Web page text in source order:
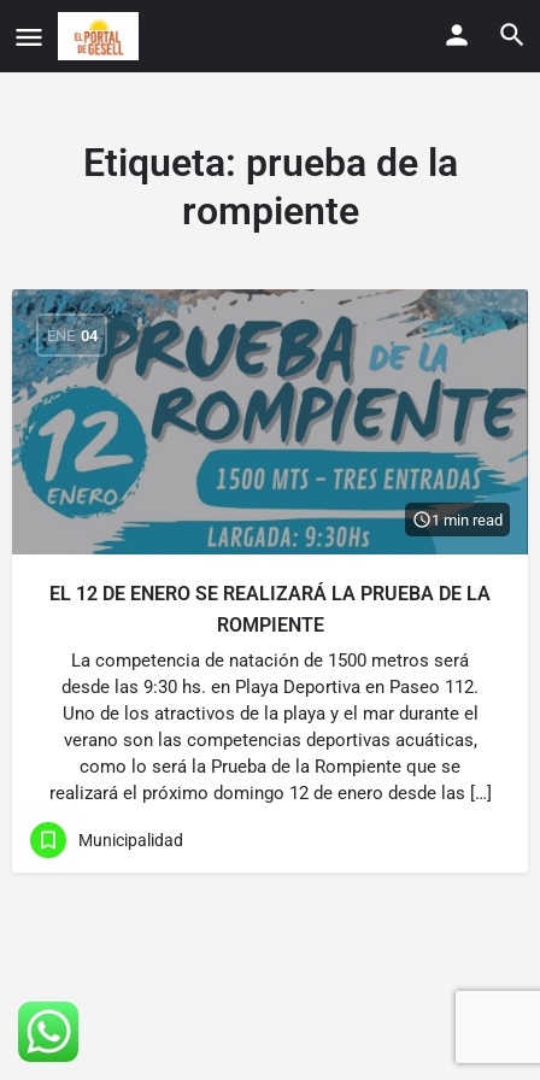
Etiqueta: prueba de la
rompiente
ENE 04
1 min read
EL 12 DE ENERO SE REALIZARÁ LA PRUEBA DE LA
ROMPIENTE
La competencia de natación de 1500 metros será
desde las 9:30 hs. en Playa Deportiva en Paseo 112.
Uno de los atractivos de la playa y el mar durante el
verano son las competencias deportivas acuáticas,
como lo será la Prueba de la Rompiente que se
realizará el próximo domingo 12 de enero desde las […]
Municipalidad